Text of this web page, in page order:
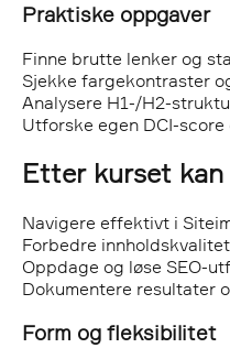
Praktiske oppgaver
Finne brutte lenker og
Sjekke fargekontraster
Analysere H1-/H2-
Utforske egen DCI-
Etter kurset kan
Navigere effektivt i
Forbedre
Oppdage og løse SEO-
Dokumentere resultater
Form og fleksibilitet